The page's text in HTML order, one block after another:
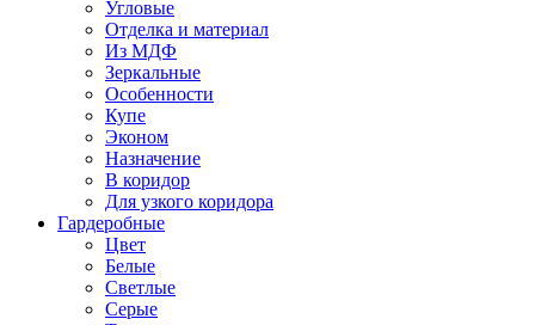
Угловые
Отделка и материал
Из МДФ
Зеркальные
Особенности
Купе
Эконом
Назначение
В коридор
Для узкого коридора
Гардеробные
Цвет
Белые
Светлые
Серые